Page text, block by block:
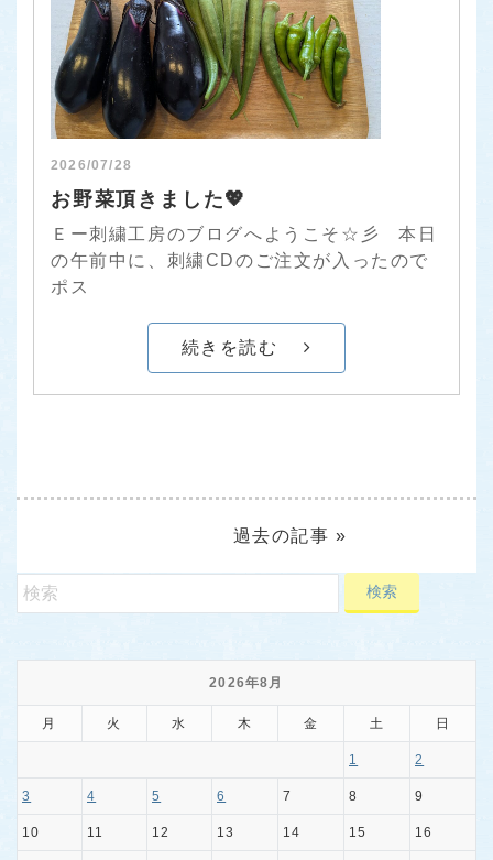
2026/07/28
お野菜頂きました💖
Ｅー刺繍工房のブログへようこそ☆彡 本日
の午前中に、刺繍CDのご注文が入ったので
ポス
続きを読む
過去の記事 »
2026年8月
月 火 水 木 金 土 日
1 2
3 4 5 6 7 8 9
10 11 12 13 14 15 16